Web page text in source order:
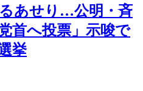
あせり…公明・斉
首へ投票」示唆で
挙